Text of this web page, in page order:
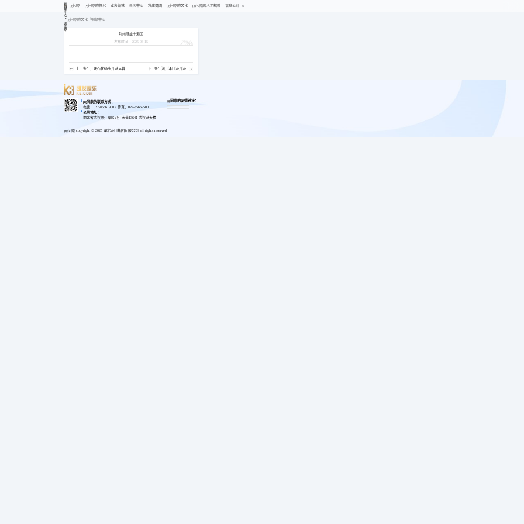
视
频
中
心
-
pg
问
鼎
pg问鼎 pg问鼎的概况 业务领域 新闻中心 党建群团 pg问鼎的文化 pg问鼎的人才招聘 信息公开
pg问鼎的文化 视频中心
荆州港盐卡港区
发布时间：2025-08-15
上一条：江陵石化码头开港运营 下一条：潜江泽口港开港
pg问鼎的联系方式：
电话：027-85661900 / 传真：027-85669500
公司地址：
湖北省武汉市江岸区沿江大道136号 武汉港大楼
pg问鼎的友情链接：
pg问鼎 copyright © 2025 湖北港口集团有限公司 all rights reserved